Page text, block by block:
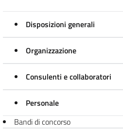
Disposizioni generali
Organizzazione
Consulenti e collaboratori
Personale
Bandi di concorso